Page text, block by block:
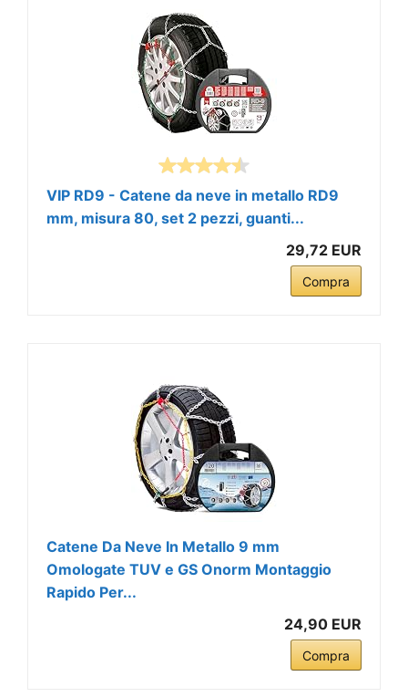
VIP RD9 - Catene da neve in metallo RD9
mm, misura 80, set 2 pezzi, guanti...
29,72 EUR
Compra
Catene Da Neve In Metallo 9 mm
Omologate TUV e GS Onorm Montaggio
Rapido Per...
24,90 EUR
Compra